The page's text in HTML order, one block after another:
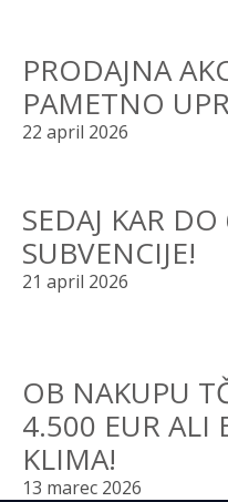
PRODAJNA
PAMETNO
22 april 2026
SEDAJ KAR
SUBVENCIJE!
21 april 2026
OB NAKUPU
4.500 EUR ALI
KLIMA!
13 marec 2026